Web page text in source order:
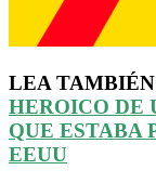
LEA
HEROICO DE
QUE ESTABA
EEUU